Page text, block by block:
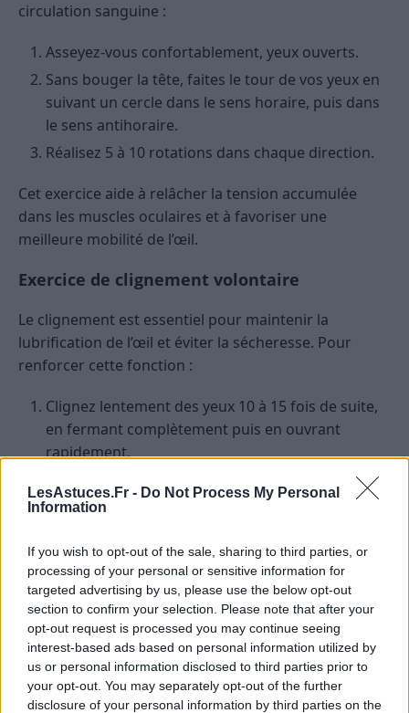
LesAstuces.Fr - Do Not Process My Personal
Information
If you wish to opt-out of the sale, sharing to third parties, or
processing of your personal or sensitive information for
targeted advertising by us, please use the below opt-out
section to confirm your selection. Please note that after your
opt-out request is processed you may continue seeing
interest-based ads based on personal information utilized by
us or personal information disclosed to third parties prior to
your opt-out. You may separately opt-out of the further
disclosure of your personal information by third parties on the
circulation sanguine :
Asseyez-vous confortablement, yeux ouverts.
Sans bouger la tête, faites le tour de vos yeux en
suivant un cercle dans le sens horaire, puis dans
le sens antihoraire.
Réalisez 5 à 10 rotations dans chaque direction.
Cet exercice aide à relâcher la tension accumulée
dans les muscles oculaires et à favoriser une
meilleure mobilité de l’œil.
Exercice de clignement volontaire
Le clignement est essentiel pour maintenir la
lubrification de l’œil et éviter la sécheresse. Pour
renforcer cette fonction :
Clignez lentement des yeux 10 à 15 fois de suite,
en fermant complètement puis en ouvrant
rapidement.
Puis, faites une pause de 10 secondes et répétez
l’opération.
Ce geste simple permet de répartir uniformément le
film lacrymal et d’éviter la sensation de sécheresse ou
de brûlure.
Exercice de palming
Pour soulager la fatigue visuelle et détendre la zone
autour des yeux :